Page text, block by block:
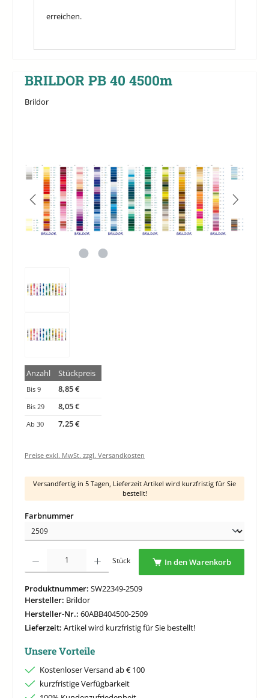
erreichen.
BRILDOR PB 40 4500m
Brildor
Anzahl Stückpreis
Bis9 8,85 €
Bis 29 8,05 €
Ab30 7,25 €
Preise exkl. MwSt. zzgl. Versandkosten
Versandfertig in 5 Tagen, Lieferzeit Artikel wird kurzfristig für Sie
bestellt!
Farbnummerauswählen
Produkt Anzahl: Gib den gewünschten Wert ein oder benutze die Schaltflächen um
Stück In den Warenkorb
Produktnummer: SW22349-2509
Hersteller: Brildor
Hersteller-Nr.: 60ABB404500-2509
Lieferzeit: Artikel wird kurzfristig für Sie bestellt!
Unsere Vorteile
Kostenloser Versand ab € 100
kurzfristige Verfügbarkeit